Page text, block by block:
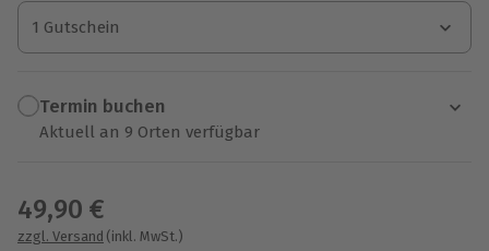
1 Gutschein
1 Gutschein
1 Gutschein
Termin buchen
Aktuell an 9 Orten verfügbar
49,90 €
zzgl. Versand (inkl. MwSt.)